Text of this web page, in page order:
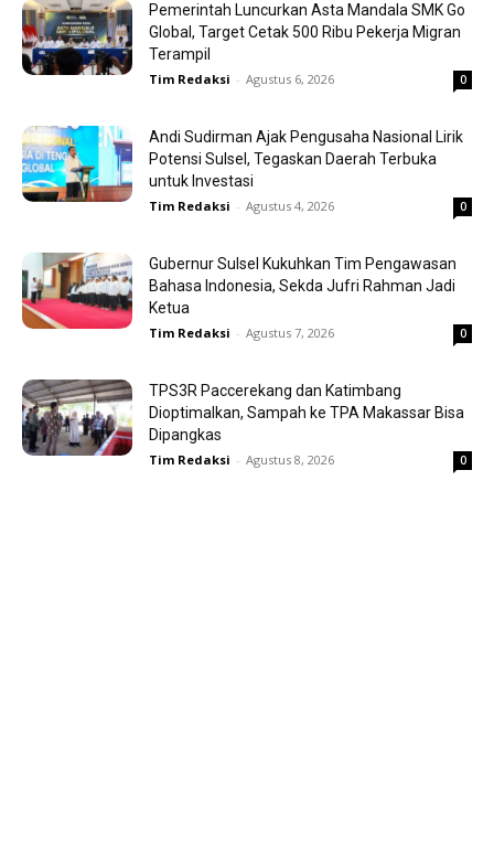
Pemerintah Luncurkan Asta Mandala SMK Go
Global, Target Cetak 500 Ribu Pekerja Migran
Terampil
Tim Redaksi - Agustus 6, 2026 0
Andi Sudirman Ajak Pengusaha Nasional Lirik
Potensi Sulsel, Tegaskan Daerah Terbuka
untuk Investasi
Tim Redaksi - Agustus 4, 2026 0
Gubernur Sulsel Kukuhkan Tim Pengawasan
Bahasa Indonesia, Sekda Jufri Rahman Jadi
Ketua
Tim Redaksi - Agustus 7, 2026 0
TPS3R Paccerekang dan Katimbang
Dioptimalkan, Sampah ke TPA Makassar Bisa
Dipangkas
Tim Redaksi - Agustus 8, 2026 0